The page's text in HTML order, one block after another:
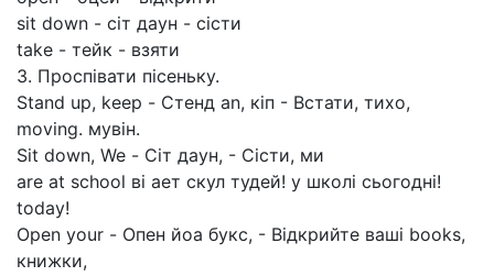
sit down - сіт даун - сісти
take - тейк - взяти
3. Проспівати пісеньку.
Stand up, keep - Стенд an, кіп - Встати, тихо,
moving. мувін.
Sit down, We - Сіт даун, - Сісти, ми
are at school ві ает скул тудей! у школі сьогодні!
today!
Open your - Опен йоа букс, - Відкрийте ваші books,
книжки,